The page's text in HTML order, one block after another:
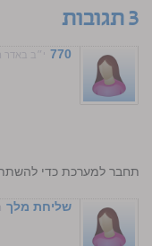
3 תגובות
770 י״ב באדר ה׳תשע״ח
התחבר למערכת כדי
שליחת מלך